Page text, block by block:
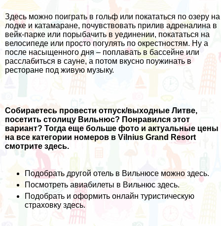
Здесь можно поиграть в гольф или покататься по озеру на
лодке и катамаране, почувствовать прилив адреналина в
вейк-парке или порыбачить в уединении, покататься на
велосипеде или просто погулять по окрестностям. Ну а
после насыщенного дня – поплавать в бассейне или
расслабиться в сауне, а потом вкусно поужинать в
ресторане под живую музыку.
Собираетесь провести отпуск/выходные Литве,
посетить столицу Вильнюс? Понравился этот
вариант? Тогда еще больше фото и актуальные цены
на все категории номеров в Vilnius Grand Resort
смотрите здесь.
Подобрать другой отель в Вильнюсе можно здесь.
Посмотреть авиабилеты в Вильнюс здесь.
Подобрать и оформить онлайн туристическую
страховку здесь.